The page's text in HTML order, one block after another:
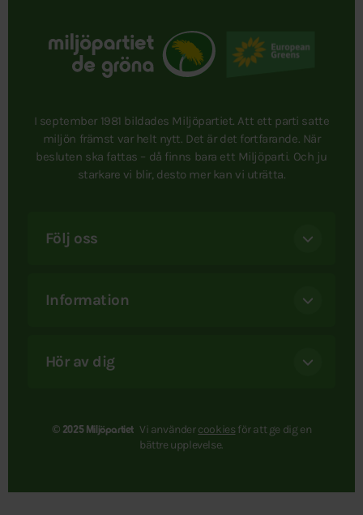
I september 1981 bildades Miljöpartiet. Att ett parti satte
miljön främst var helt nytt. Det är det fortfarande. När
besluten ska fattas – då finns bara ett Miljöparti. Och ju
starkare vi blir, desto mer kan vi uträtta.
Följ oss
Information
Hör av dig
© 2025 Miljöpartiet Vi användercookies för att ge dig en
bättre upplevelse.